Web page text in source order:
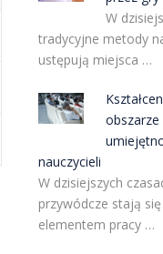
W
tradycyjne metody
ustępują miejsca …
nauczycieli
W dzisiejszych
przywódcze stają
elementem pracy …